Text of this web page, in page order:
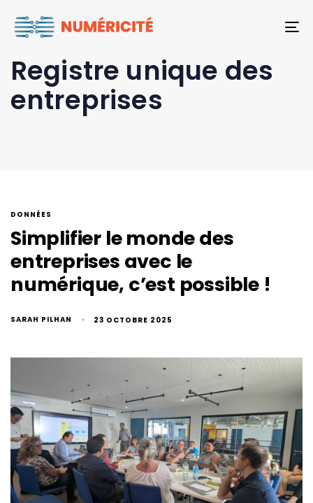
Registre unique des
entreprises
DONNÉES
Simplifier le monde des
entreprises avec le
numérique, c’est possible !
SARAH PILHAN 23 OCTOBRE 2025